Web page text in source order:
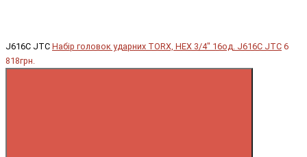
J616C JTC Набір головок ударних TORX, HEX 3/4" 16од. J616C JTC 6
818грн.